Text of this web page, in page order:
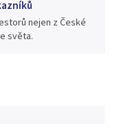
nejen z České
světa.